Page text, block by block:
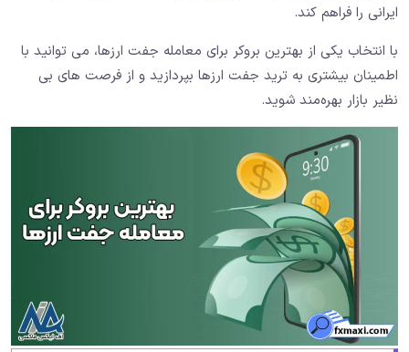
ایرانی را فراهم کند.
با انتخاب یکی از بهترین بروکر برای معامله جفت ارزها، می‌ توانید با
اطمینان بیشتری به ترید جفت ارزها بپردازید و از فرصت ‌های بی
‌نظیر بازار بهره‌مند شوید.